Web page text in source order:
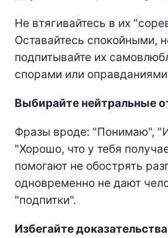
Не втягивайтесь в их
Оставайтесь спокойными,
подпитывайте их
спорами или
Выбирайте нейтральные
Фразы вроде: "Понимаю",
"Хорошо, что у тебя
помогают не обострять
одновременно не дают
"подпитки".
Избегайте